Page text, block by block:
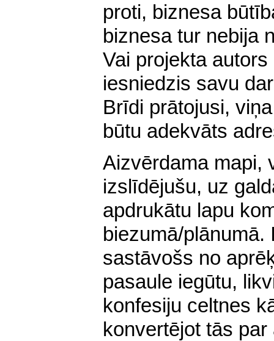
proti, biznesa
biznesa tur nebija
Vai projekta
iesniedzis savu
Brīdi prātojusi,
būtu adekvāts
Aizvērdama mapi,
izslīdējušu, uz
apdrukātu lapu
biezumā/
sastāvošs no
pasaule iegūtu,
konfesiju celtnes
konvertējot tās